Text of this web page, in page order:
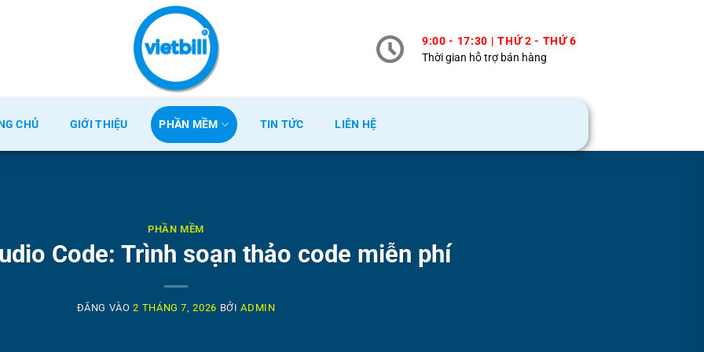
9:00 - 17:30 | THỨ 2 - THỨ 6
Thời gian hỗ trợ bán hàng
CHỦ GIỚI THIỆU PHẦN MỀM TIN TỨC LIÊN HỆ
PHẦN MỀM
Code: Trình soạn thảo code miễn phí
ĐĂNG VÀO2 THÁNG 7, 2026 BỞIADMIN